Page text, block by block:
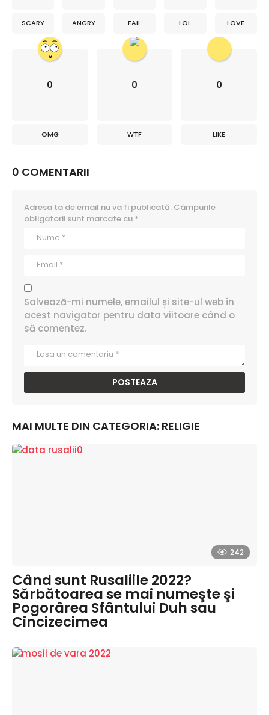
SCARY ANGRY FAIL LOL LOVE
0
OMG
0
WTF
0
LIKE
0 COMENTARII
Adresa ta de email nu va fi publicată. Câmpurile
obligatorii sunt marcate cu *
Salvează-mi numele, emailul și site-ul web în
acest navigator pentru data viitoare când o
să comentez.
MAI MULTE DIN CATEGORIA: RELIGIE
242
Când sunt Rusaliile 2022?
Sărbătoarea se mai numeşte şi
Pogorârea Sfântului Duh sau
Cincizecimea